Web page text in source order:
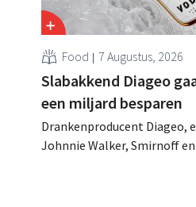
Food 7 Augustus, 2026
Slabakkend Diageo
een miljard besparen
Drankenproducent Diageo,
Johnnie Walker, Smirnoff